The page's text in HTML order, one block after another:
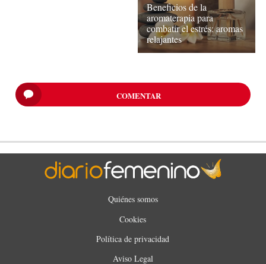
Beneficios de la
aromaterapia para
combatir el estrés: aromas
relajantes
COMENTAR
Quiénes somos
Cookies
Política de privacidad
Aviso Legal